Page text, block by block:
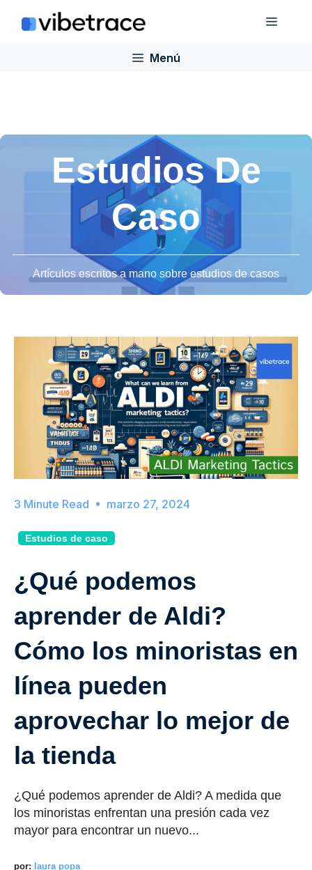
Menú
Menú
Estudios De
Caso
Artículos escritos a mano sobre estudios de casos
marzo 27, 2024
Estudios de caso
¿Qué podemos
aprender de Aldi?
Cómo los minoristas en
línea pueden
aprovechar lo mejor de
la tienda
¿Qué podemos aprender de Aldi? A medida que
los minoristas enfrentan una presión cada vez
mayor para encontrar un nuevo...
por: laura popa